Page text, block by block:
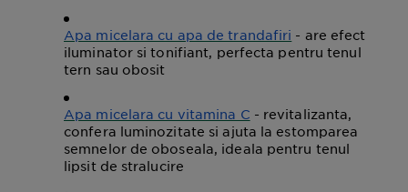
Apa micelara cu apa de trandafiri - are efect
iluminator si tonifiant, perfecta pentru tenul
tern sau obosit
Apa micelara cu vitamina C - revitalizanta,
confera luminozitate si ajuta la estomparea
semnelor de oboseala, ideala pentru tenul
lipsit de stralucire